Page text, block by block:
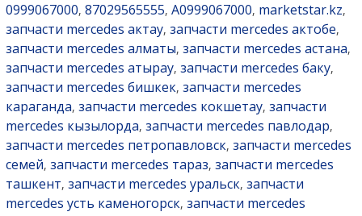
0999067000, 87029565555, A0999067000, marketstar.kz,
запчасти mercedes актау, запчасти mercedes актобе,
запчасти mercedes алматы, запчасти mercedes астана,
запчасти mercedes атырау, запчасти mercedes баку,
запчасти mercedes бишкек, запчасти mercedes
караганда, запчасти mercedes кокшетау, запчасти
mercedes кызылорда, запчасти mercedes павлодар,
запчасти mercedes петропавловск, запчасти mercedes
семей, запчасти mercedes тараз, запчасти mercedes
ташкент, запчасти mercedes уральск, запчасти
mercedes усть каменогорск, запчасти mercedes